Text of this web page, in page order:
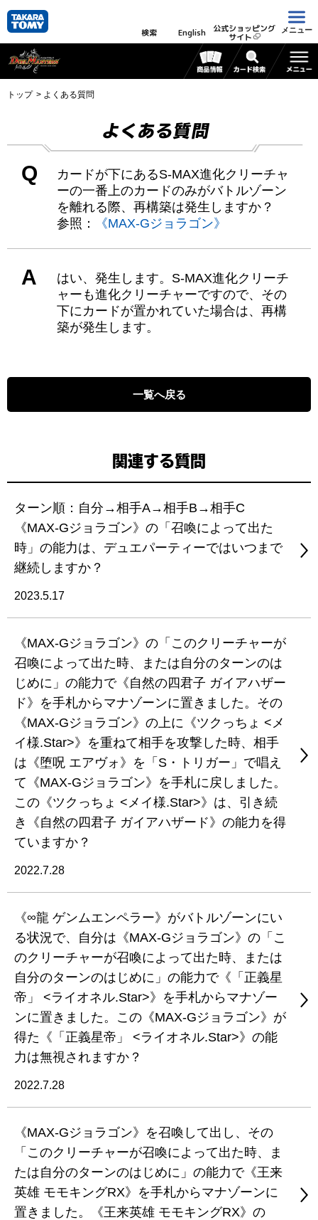
検索 English 公式ショッピング
サイト
メニュー
トップ よくある質問
よくある質問
Q
カードが下にあるS-MAX進化クリーチャ
ーの一番上のカードのみがバトルゾーン
を離れる際、再構築は発生しますか？
参照：
《MAX-Gジョラゴン》
A
はい、発生します。S-MAX進化クリーチ
ャーも進化クリーチャーですので、その
下にカードが置かれていた場合は、再構
築が発生します。
一覧へ戻る
関連する質問
ターン順：自分→相手A→相手B→相手C
《MAX-Gジョラゴン》の「召喚によって出た
時」の能力は、デュエパーティーではいつまで
継続しますか？
2023.5.17
《MAX-Gジョラゴン》の「このクリーチャーが
召喚によって出た時、または自分のターンのは
じめに」の能力で《自然の四君子 ガイアハザー
ド》を手札からマナゾーンに置きました。その
《MAX-Gジョラゴン》の上に《ツクっちょ <メ
イ様.Star>》を重ねて相手を攻撃した時、相手
は《堕呪 エアヴォ》を「S・トリガー」で唱え
て《MAX-Gジョラゴン》を手札に戻しました。
この《ツクっちょ <メイ様.Star>》は、引き続
き《自然の四君子 ガイアハザード》の能力を得
ていますか？
2022.7.28
《∞龍 ゲンムエンペラー》がバトルゾーンにい
る状況で、自分は《MAX-Gジョラゴン》の「こ
のクリーチャーが召喚によって出た時、または
自分のターンのはじめに」の能力で《「正義星
帝」 <ライオネル.Star>》を手札からマナゾー
ンに置きました。この《MAX-Gジョラゴン》が
得た《「正義星帝」 <ライオネル.Star>》の能
力は無視されますか？
2022.7.28
《MAX-Gジョラゴン》を召喚して出し、その
「このクリーチャーが召喚によって出た時、ま
たは自分のターンのはじめに」の能力で《王来
英雄 モモキングRX》を手札からマナゾーンに
置きました。《王来英雄 モモキングRX》の